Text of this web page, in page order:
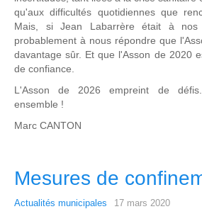
qu'aux difficultés quotidiennes que
Mais, si Jean Labarrère était à nos
probablement à nous répondre que
davantage sûr. Et que l'Asson de 2020
de confiance.
L'Asson de 2026 empreint de
ensemble !
Marc CANTON
Mesures de
Actualités municipales 17 mars 2020